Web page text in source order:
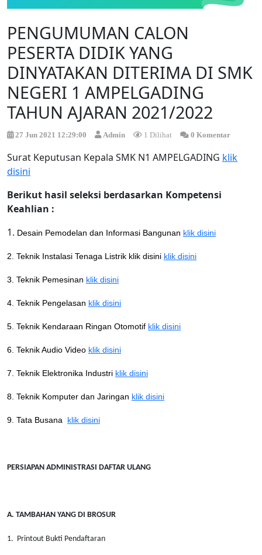
PENGUMUMAN CALON
PESERTA DIDIK YANG
DINYATAKAN DITERIMA DI SMK
NEGERI 1 AMPELGADING
TAHUN AJARAN 2021/2022
27 Jun 2021 12:29:00 Admin 1 Dilihat 0 Komentar
Surat Keputusan Kepala SMK N1 AMPELGADING klik
disini
Berikut hasil seleksi berdasarkan Kompetensi
Keahlian :
1. Desain Pemodelan dan Informasi Bangunan klik disini
2. Teknik Instalasi Tenaga Listrik klik disini klik disini
3. Teknik Pemesinan klik disini
4. Teknik Pengelasan klik disini
5. Teknik Kendaraan Ringan Otomotif klik disini
6. Teknik Audio Video klik disini
7. Teknik Elektronika Industri klik disini
8. Teknik Komputer dan Jaringan klik disini
9. Tata Busana klik disini
PERSIAPAN ADMINISTRASI DAFTAR ULANG
A. TAMBAHAN YANG DI BROSUR
1. Printout Bukti Pendaftaran